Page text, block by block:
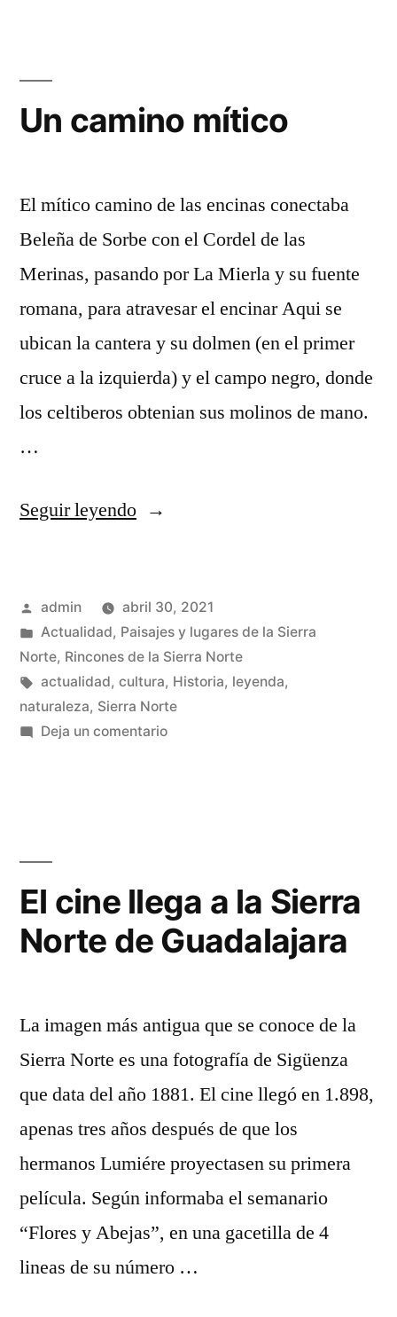
Norte
Un camino mítico
El mítico camino de las encinas conectaba
Beleña de Sorbe con el Cordel de las
Merinas, pasando por La Mierla y su fuente
romana, para atravesar el encinar Aqui se
ubican la cantera y su dolmen (en el primer
cruce a la izquierda) y el campo negro, donde
los celtiberos obtenian sus molinos de mano.
…
Seguir leyendo«Un
Publicado
por
admin
abril 30, 2021
Publicado
en
Actualidad, Paisajes y lugares de la Sierra
Norte, Rincones de la Sierra Norte
Etiquetas:
actualidad, cultura, Historia, leyenda,
naturaleza, Sierra Norte
Deja un comentarioen
El cine llega a la Sierra
Norte de Guadalajara
La imagen más antigua que se conoce de la
Sierra Norte es una fotografía de Sigüenza
que data del año 1881. El cine llegó en 1.898,
apenas tres años después de que los
hermanos Lumiére proyectasen su primera
película. Según informaba el semanario
“Flores y Abejas”, en una gacetilla de 4
lineas de su número …